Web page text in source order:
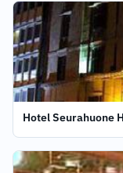
Hotel Seurahuone